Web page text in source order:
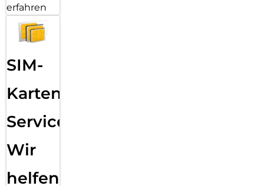
erfahren
SIM-
Karten
Service:
Wir
helfen